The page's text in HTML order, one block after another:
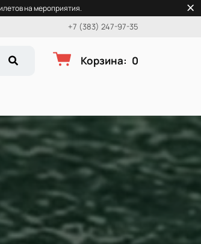
на мероприятия.
+7 (383) 247-97-35
Корзина: 0